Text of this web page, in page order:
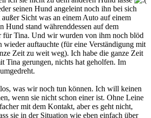
seinen Hund angeleint noch ihn bei sich
außer Sicht was an einem Auto auf einem
Hund stand währenddessen auf dem
für Tina. Und wir wurden von ihm noch blöd
wieder auftauchte (für eine Verständigung mit
Zeit zu weit weg). Ich habe die ganze Zeit
Tina gerungen, nichts hat geholfen. Im
was wir noch tun können. Ich will keinen
wenn sie nicht schon einer ist. Ohne Leine
mit dem Kontakt, aber es geht nicht,
sie in der Situation wie eben einfach über